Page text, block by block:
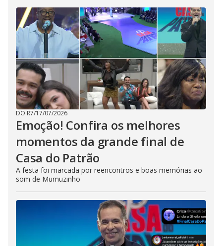
DO R7/17/07/2026
Emoção! Confira os melhores
momentos da grande final de
Casa do Patrão
A festa foi marcada por reencontros e boas memórias ao
som de Mumuzinho